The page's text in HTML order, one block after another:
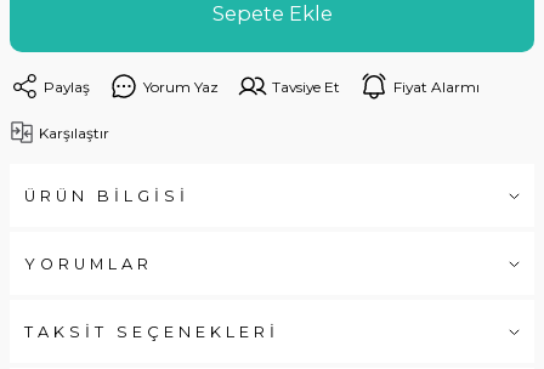
Sepete Ekle
Paylaş Yorum Yaz Tavsiye Et Fiyat Alarmı
Karşılaştır
ÜRÜN BİLGİSİ
YORUMLAR
TAKSİT SEÇENEKLERİ